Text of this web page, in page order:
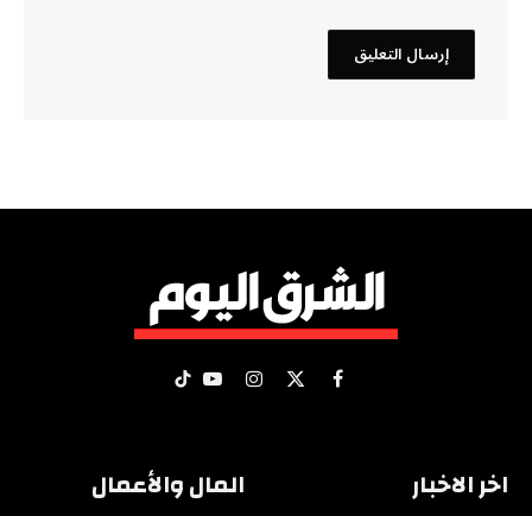
فيسبوك
X الانستغراميوتيوبتيكتوك
اخر الاخبار المال والأعمال